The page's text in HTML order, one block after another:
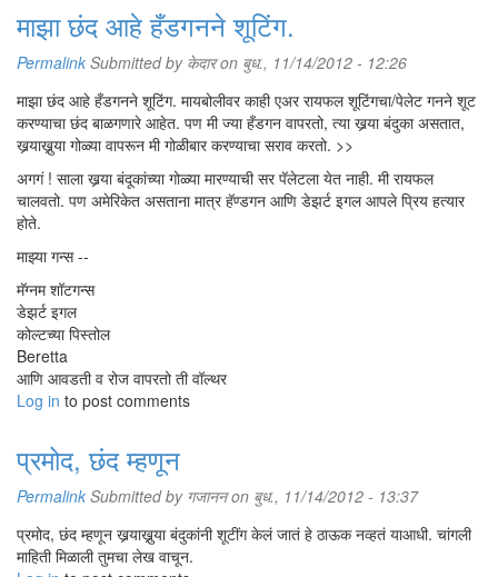
माझा छंद आहे हँडगनने शूटिंग.
Permalink Submitted by केदारon बुध., 11/14/2012 - 12:26
माझा छंद आहे हँडगनने शूटिंग. मायबोलीवर काही एअर रायफल शूटिंगचा/पेलेट गनने शूट
करण्याचा छंद बाळगणारे आहेत. पण मी ज्या हँडगन वापरतो, त्या खर्‍या बंदुका असतात,
खर्‍याखुर्‍या गोळ्या वापरून मी गोळीबार करण्याचा सराव करतो. >>
अगगं ! साला खर्‍या बंदूकांच्या गोळ्या मारण्याची सर पॅलेटला येत नाही. मी रायफल
चालवतो. पण अमेरिकेत असताना मात्र हॅण्डगन आणि डेझर्ट इगल आपले प्रिय हत्यार
होते.
माझ्या गन्स --
मॅग्नम शॉटगन्स
डेझर्ट इगल
कोल्टच्या पिस्तोल
Beretta
आणि आवडती व रोज वापरतो ती वॉल्थर
Log in to post comments
प्रमोद, छंद म्हणून
Permalink Submitted by गजाननon बुध., 11/14/2012 - 13:37
प्रमोद, छंद म्हणून खर्‍याखुर्‍या बंदुकांनी शूटींग केलं जातं हे ठाऊक नव्हतं याआधी. चांगली
माहिती मिळाली तुमचा लेख वाचून.